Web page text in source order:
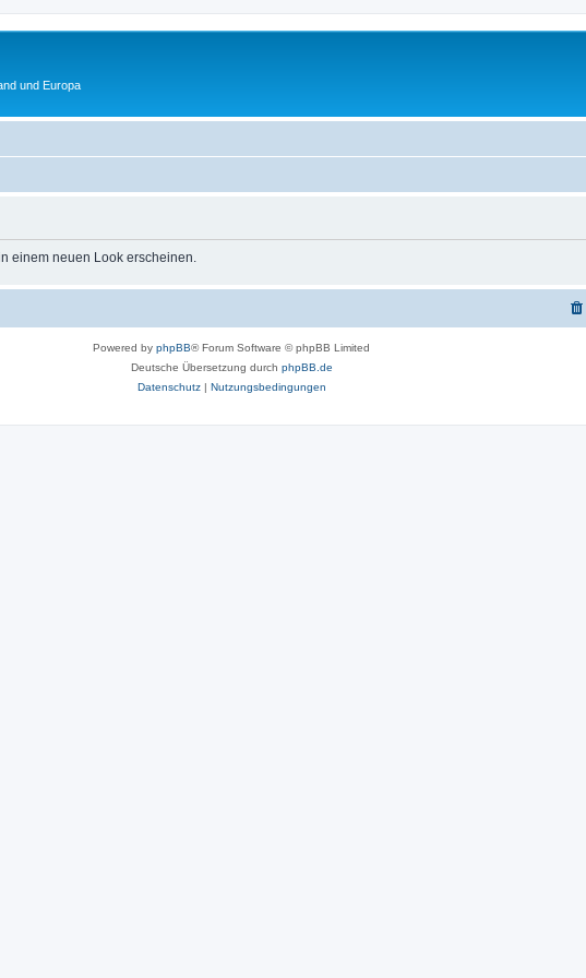
und Europa
einem neuen Look erscheinen.
Powered by phpBB® Forum Software © phpBB Limited
Deutsche Übersetzung durch phpBB.de
Datenschutz| Nutzungsbedingungen